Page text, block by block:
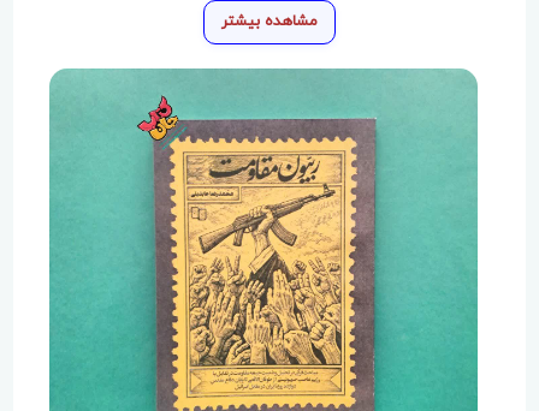
است: انسان مؤمن چگونه می‌تواند پایداری کند؟ چگونه
می‌توان میان شکست واقعی و شکستِ تحمیل‌شده تمایز
قائل شد؟
«ربیون؛ یک مفهوم، یک مسیر»
محور اصلی کتاب «ربیون مقاومت»، مفهوم قرآنی
«ربیون» است. این واژه، فراتر از یک عنوان تاریخی یا
تفسیری، الگویی زنده برای زیستن در عصر کنونی ارائه
می‌دهد. استاد عابدینی با استناد به آیات قرآن، «ربیون»
را افرادی معرفی می‌کند که در دشوارترین شرایط، فروپاشی
درونی را تجربه نمی‌کنند؛ حتی زمانی که ظواهر، حکایت از
عقب‌نشینی یا شکست دارند.
مشاهده بیشتر